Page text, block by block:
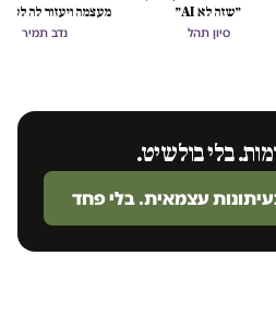
״שזה לא AI״
סיון תהל
מעצמה ויעזור לה
הכיבוש
נדב תמיר
בלי בולשיט.
עצמאית. בלי פחד